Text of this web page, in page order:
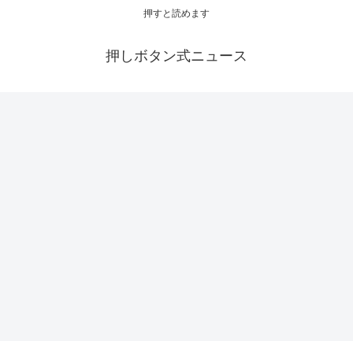
押すと読めます
押しボタン式ニュース